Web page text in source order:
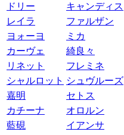
ドリー
キャンディス
レイラ
ファルザン
ヨォーヨ
ミカ
カーヴェ
綺良々
リネット
フレミネ
シャルロット シュヴルーズ
嘉明
セトス
カチーナ
オロルン
藍硯
イアンサ